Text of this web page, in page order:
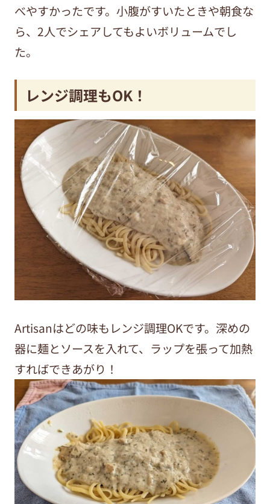
べやすかったです。小腹がすいたときや朝食な
ら、2人でシェアしてもよいボリュームでし
た。
レンジ調理もOK！
Artisanはどの味もレンジ調理OKです。深めの
器に麺とソースを入れて、ラップを張って加熱
すればできあがり！